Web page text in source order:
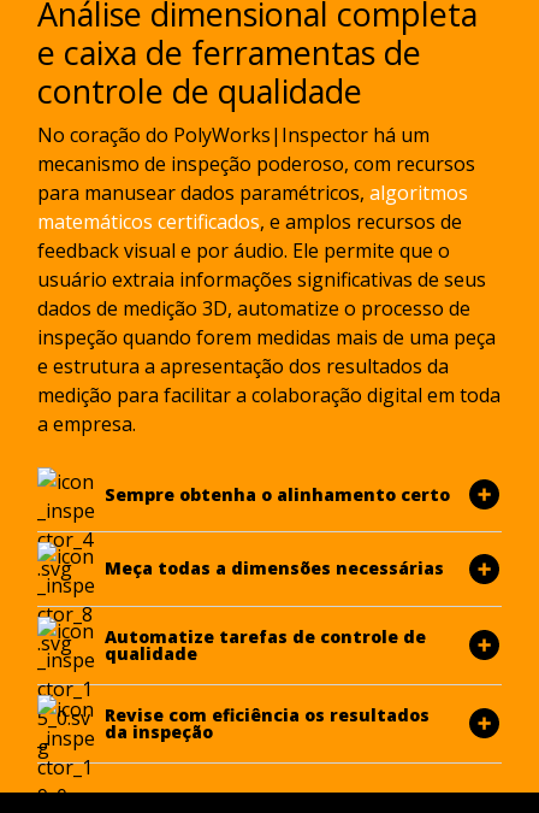
Análise dimensional completa
e caixa de ferramentas de
controle de qualidade
No coração do PolyWorks|Inspector há um
mecanismo de inspeção poderoso, com recursos
para manusear dados paramétricos, algoritmos
matemáticos certificados, e amplos recursos de
feedback visual e por áudio. Ele permite que o
usuário extraia informações significativas de seus
dados de medição 3D, automatize o processo de
inspeção quando forem medidas mais de uma peça
e estrutura a apresentação dos resultados da
medição para facilitar a colaboração digital em toda
a empresa.
Sempre obtenha o alinhamento certo
Meça todas a dimensões necessárias
Automatize tarefas de controle de
qualidade
Revise com eficiência os resultados
da inspeção